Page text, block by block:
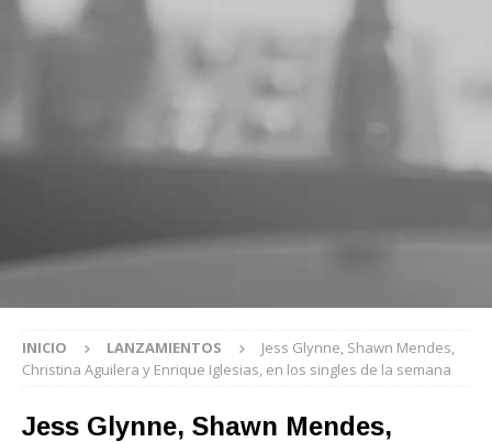
INICIO LANZAMIENTOS
Jess Glynne, Shawn Mendes,
Christina Aguilera y Enrique Iglesias, en los singles de la semana
Jess Glynne, Shawn Mendes,